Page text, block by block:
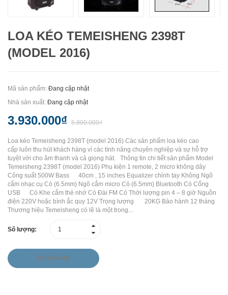
LOA KÉO TEMEISHENG 2398T
(MODEL 2016)
Mã sản phẩm: Đang cập nhật
Nhà sản xuất: Đang cập nhật
3.930.000₫ 5.800.000₫
Loa kéo Temeisheng 2398T (model 2016) Các sản phẩm loa kéo cao
cấp luôn thu hút khách hàng vì các tính năng chuyên nghiệp và sự hỗ trợ
tuyệt vời cho âm thanh và cả giọng hát. Thông tin chi tiết sản phẩm Model
Temeisheng 2398T (model 2016) Phụ kiện 1 remote, 2 micro không dây
Công suất 500W Bass 40cm , 15 inches Equalizer chỉnh tay Không Ngõ
cắm nhạc cụ Có (6.5mm) Ngõ cắm micro Có (6.5mm) Bluetooth Có Cổng
USB Có Khe cắm thẻ nhớ Có Đài FM Có Thời lượng pin 4 – 8 giờ Nguồn
điện 220V hoặc bình ắc quy 12V Trọng lượng 20KG Bảo hành 12 tháng
Thương hiệu Temeisheng có lẽ là một trong...
Số lượng:
HẾT HÀNG